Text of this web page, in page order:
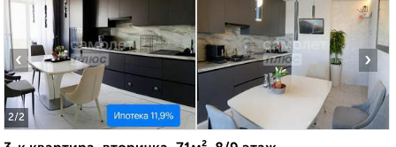
2/2
‹ ›